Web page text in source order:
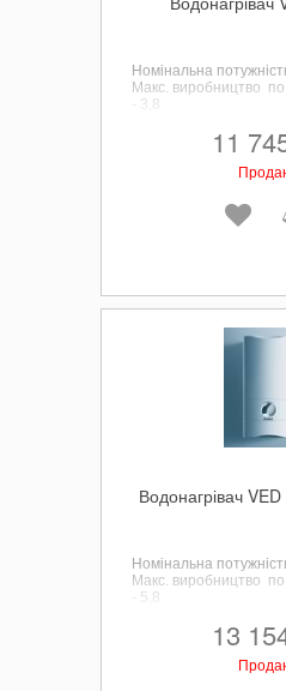
Номінальна
Макс. виробництво по
- 3,8
11
Водонагрівач
Номінальна
Макс. виробництво по
- 5,8
13